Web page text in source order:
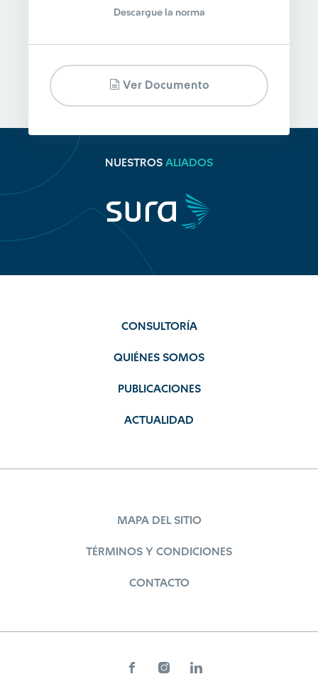
Descargue la norma
Ver Documento
NUESTROS ALIADOS
CONSULTORÍA
QUIÉNES SOMOS
PUBLICACIONES
ACTUALIDAD
MAPA DEL SITIO
TÉRMINOS Y CONDICIONES
CONTACTO